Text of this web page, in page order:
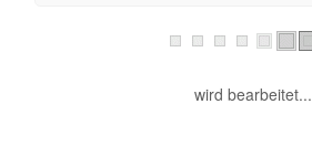
wird bearbeitet...